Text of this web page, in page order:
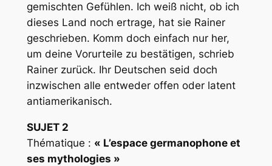
gemischten Gefühlen. Ich weiß nicht, ob ich
dieses Land noch ertrage, hat sie Rainer
geschrieben. Komm doch einfach nur her,
um deine Vorurteile zu bestätigen, schrieb
Rainer zurück. Ihr Deutschen seid doch
inzwischen alle entweder offen oder latent
antiamerikanisch.
SUJET 2
Thématique : « L’espace germanophone et
ses mythologies »